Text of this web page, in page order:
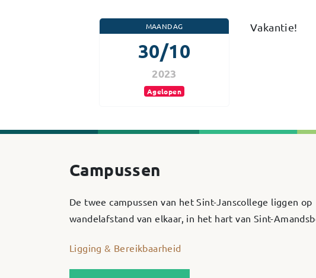
MAANDAG
30/10
2023
Agelopen
Vakantie!
Campussen
De twee campussen van het Sint-Janscollege liggen op
wandelafstand van elkaar, in het hart van Sint-
Ligging & Bereikbaarheid